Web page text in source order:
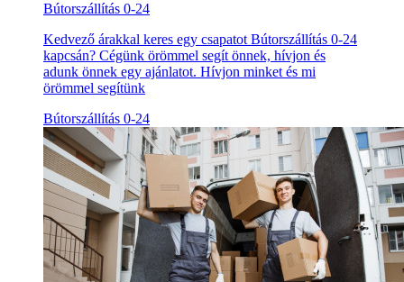
Bútorszállítás 0-24
Kedvező árakkal keres egy csapatot Bútorszállítás 0-24
kapcsán? Cégünk örömmel segít önnek, hívjon és
adunk önnek egy ajánlatot. Hívjon minket és mi
örömmel segítünk
Bútorszállítás 0-24